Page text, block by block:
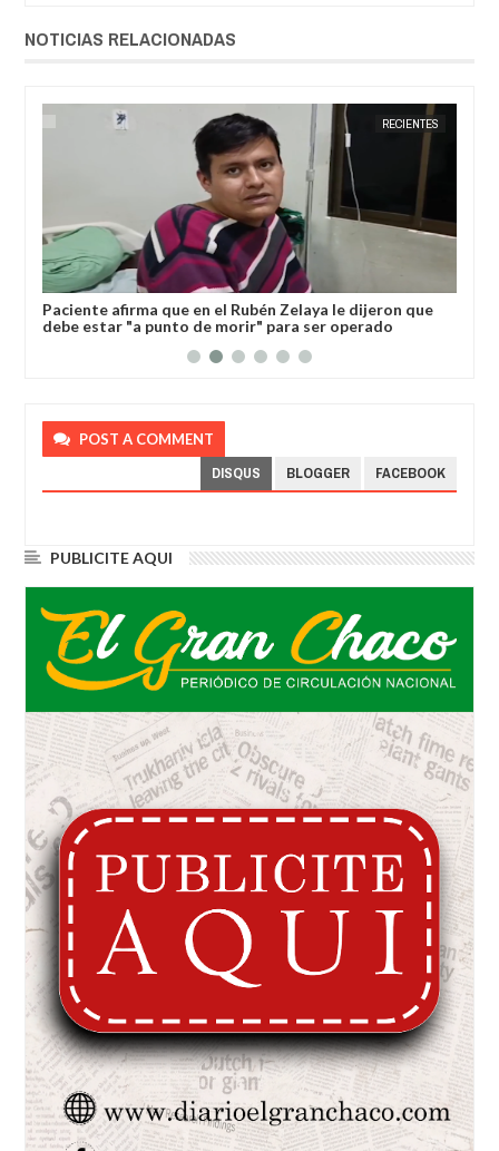
NOTICIAS RELACIONADAS
RECIENTES
Paciente afirma que en el Rubén Zelaya le dijeron que
debe estar "a punto de morir" para ser operado
POST A COMMENT
DISQUS BLOGGER FACEBOOK
PUBLICITE AQUI